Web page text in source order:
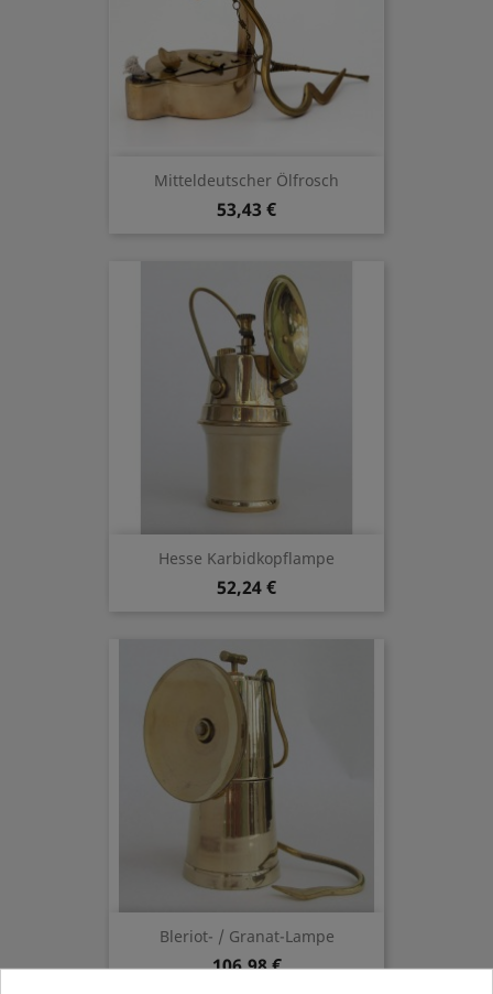
Mitteldeutscher Ölfrosch
53,43 €
Hesse Karbidkopflampe
52,24 €
Bleriot- / Granat-Lampe
106,98 €